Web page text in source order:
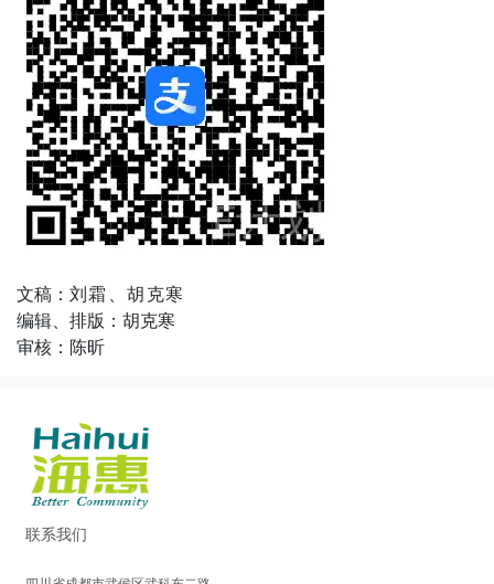
文稿： 刘霜、胡克寒
编辑、排版：胡克寒
审核：陈昕
联系我们